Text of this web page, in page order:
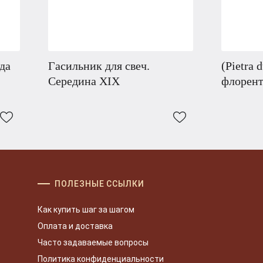
Гасильник для свеч.
Середина XIX
(Pietra
ПОЛЕЗНЫЕ ССЫЛКИ
Как купить шаг за шагом
Оплата и доставка
Часто задаваемые вопросы
Политика конфиденциальности